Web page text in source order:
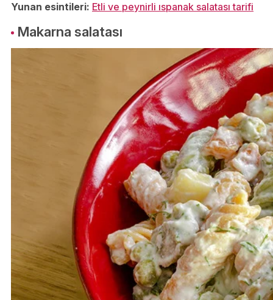
Yunan esintileri: Etli ve peynirli ıspanak salatası tarifi
Makarna salatası